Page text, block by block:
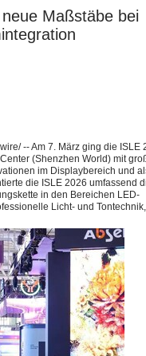
Maßstäbe bei
-- Am 7. März ging die ISLE
(Shenzhen World) mit
im Displaybereich und
die ISLE 2026 umfassend
in den Bereichen LED-
Licht- und Tontechnik,